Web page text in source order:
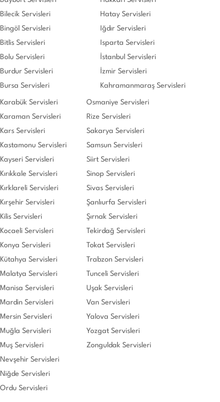
Bilecik Servisleri
Bingöl Servisleri
Bitlis Servisleri
Bolu Servisleri
Burdur Servisleri
Bursa Servisleri
Hatay Servisleri
Iğdır Servisleri
Isparta Servisleri
İstanbul Servisleri
İzmir Servisleri
Kahramanmaraş Servisleri
Karabük Servisleri
Karaman Servisleri
Kars Servisleri
Kastamonu Servisleri
Kayseri Servisleri
Kırıkkale Servisleri
Kırklareli Servisleri
Kırşehir Servisleri
Kilis Servisleri
Kocaeli Servisleri
Konya Servisleri
Kütahya Servisleri
Malatya Servisleri
Manisa Servisleri
Mardin Servisleri
Mersin Servisleri
Muğla Servisleri
Muş Servisleri
Nevşehir Servisleri
Niğde Servisleri
Ordu Servisleri
Osmaniye Servisleri
Rize Servisleri
Sakarya Servisleri
Samsun Servisleri
Siirt Servisleri
Sinop Servisleri
Sivas Servisleri
Şanlıurfa Servisleri
Şırnak Servisleri
Tekirdağ Servisleri
Tokat Servisleri
Trabzon Servisleri
Tunceli Servisleri
Uşak Servisleri
Van Servisleri
Yalova Servisleri
Yozgat Servisleri
Zonguldak Servisleri